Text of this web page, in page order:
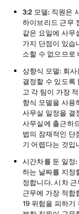
3:2 모델: 직원은
하이브리드 근무
같은 요일에 사무
가지 단점이 있습
소할 수 없으므로
상향식 모델: 회사
결정할 수 있도록
고 각 팀이 가장
향식 모델을 사용
사무실 일정을 결
사무실에 출근하
법의 잠재적인 단
기 어렵다는 것입
시간차를 둔 일정:
하는 날짜를 지정
정합니다. 시차
근무에 가장 적합
19 위험을 피하기